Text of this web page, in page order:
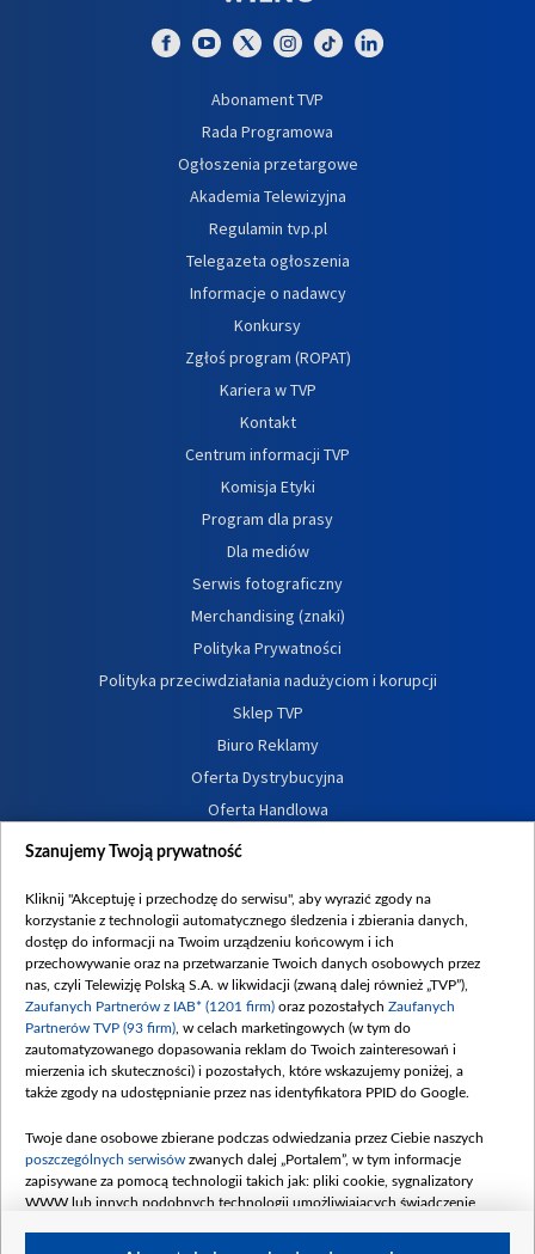
Abonament TVP
Rada Programowa
Ogłoszenia przetargowe
Akademia Telewizyjna
Regulamin tvp.pl
Telegazeta ogłoszenia
Informacje o nadawcy
Konkursy
Zgłoś program (ROPAT)
Kariera w TVP
Kontakt
Centrum informacji TVP
Komisja Etyki
Program dla prasy
Dla mediów
Serwis fotograficzny
Merchandising (znaki)
Polityka Prywatności
Polityka przeciwdziałania nadużyciom i korupcji
Sklep TVP
Biuro Reklamy
Oferta Dystrybucyjna
Oferta Handlowa
Dostępność
Procedura zgłoszeń wewnętrznych
Szanujemy Twoją prywatność
Kliknij "Akceptuję i przechodzę do serwisu", aby wyrazić zgody na
korzystanie z technologii automatycznego śledzenia i zbierania danych,
dostęp do informacji na Twoim urządzeniu końcowym i ich
przechowywanie oraz na przetwarzanie Twoich danych osobowych przez
nas, czyli Telewizję Polską S.A. w likwidacji (zwaną dalej również „TVP”),
Zaufanych Partnerów z IAB* (1201 firm) oraz pozostałych Zaufanych
Partnerów TVP (93 firm) , w celach marketingowych (w tym do
zautomatyzowanego dopasowania reklam do Twoich zainteresowań i
mierzenia ich skuteczności) i pozostałych, które wskazujemy poniżej, a
także zgody na udostępnianie przez nas identyfikatora PPID do Google.
Twoje dane osobowe zbierane podczas odwiedzania przez Ciebie naszych
poszczególnych serwisów zwanych dalej „Portalem”, w tym informacje
zapisywane za pomocą technologii takich jak: pliki cookie, sygnalizatory
WWW lub innych podobnych technologii umożliwiających świadczenie